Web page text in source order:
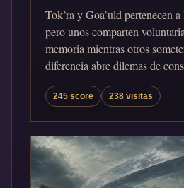
Tok’ra y Goa’uld pertenecen
pero unos comparten
memoria mientras otros
diferencia abre dilemas de
245 score 238 visitas